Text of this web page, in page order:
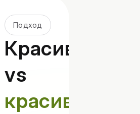
Подход
Красиво
vs
красиво